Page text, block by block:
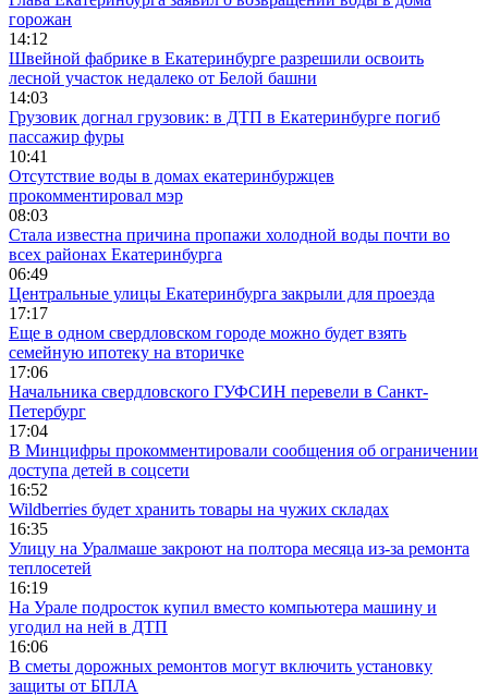
горожан
14:12
Швейной фабрике в Екатеринбурге разрешили освоить
лесной участок недалеко от Белой башни
14:03
Грузовик догнал грузовик: в ДТП в Екатеринбурге погиб
пассажир фуры
10:41
Отсутствие воды в домах екатеринбуржцев
прокомментировал мэр
08:03
Стала известна причина пропажи холодной воды почти во
всех районах Екатеринбурга
06:49
Центральные улицы Екатеринбурга закрыли для проезда
17:17
Еще в одном свердловском городе можно будет взять
семейную ипотеку на вторичке
17:06
Начальника свердловского ГУФСИН перевели в Санкт-
Петербург
17:04
В Минцифры прокомментировали сообщения об ограничении
доступа детей в соцсети
16:52
Wildberries будет хранить товары на чужих складах
16:35
Улицу на Уралмаше закроют на полтора месяца из-за ремонта
теплосетей
16:19
На Урале подросток купил вместо компьютера машину и
угодил на ней в ДТП
16:06
В сметы дорожных ремонтов могут включить установку
защиты от БПЛА